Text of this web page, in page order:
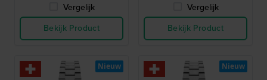
Vergelijk
Bekijk Product
Vergelijk
Bekijk Product
Nieuw Nieuw